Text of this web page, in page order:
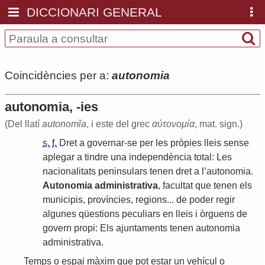
DICCIONARI GENERAL
Coincidències per a: autonomia
autonomia, -ies
(Del llatí autonomĭa, i este del grec αὐτονομία, mat. sign.)
s. f. Dret a governar-se per les pròpies lleis sense
aplegar a tindre una independència total : Les
nacionalitats peninsulars tenen dret a ’autonomia.
Autonomia administrativa, facultat que tenen els
municipis, províncies, regions... de poder regir
algunes qüestions peculiars en lleis i òrguens de
govern propi: Els ajuntaments tenen autonomia
administrativa.
Temps o espai màxim que pot estar un vehícul o